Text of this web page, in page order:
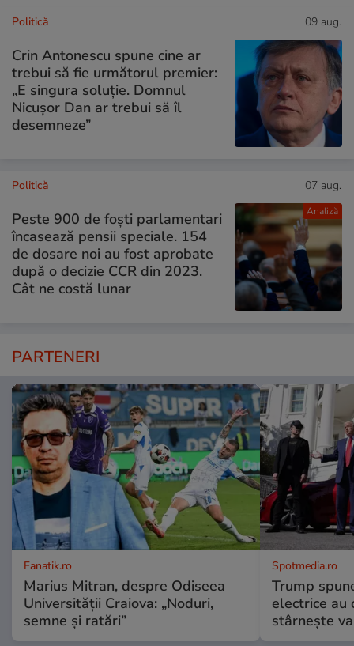
Politică 09 aug.
Crin Antonescu spune cine ar
trebui să fie următorul premier:
„E singura soluție. Domnul
Nicușor Dan ar trebui să îl
desemneze”
Analiză
Politică 07 aug.
Peste 900 de foști parlamentari
încasează pensii speciale. 154
de dosare noi au fost aprobate
după o decizie CCR din 2023.
Cât ne costă lunar
PARTENERI
Fanatik.ro
Marius Mitran, despre Odiseea
Universității Craiova: „Noduri,
semne și ratări”
Spotmedia.ro
Trump
electrice au
stârnește